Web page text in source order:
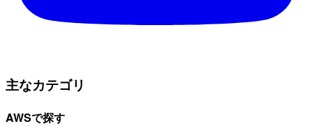
主なカテゴリ
AWSで探す